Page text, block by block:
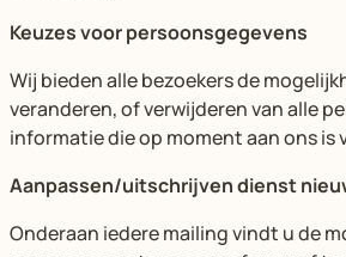
Keuzes voor persoonsgegevens
Wij bieden alle bezoekers de
veranderen, of verwijderen van alle
informatie die op moment aan ons is
Aanpassen/uitschrijven dienst
Onderaan iedere mailing vindt u de